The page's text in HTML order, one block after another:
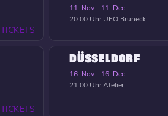
TICKETS
11. Nov - 11. Dec
20:00 Uhr UFO Bruneck
TICKETS
DÜSSELDORF
16. Nov - 16. Dec
21:00 UhrAtelier